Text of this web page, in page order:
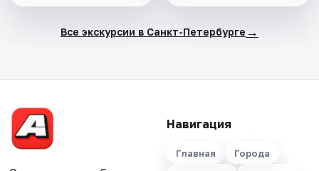
Все экскурсии в Санкт-Петербурге →
Навигация
Главная
Города